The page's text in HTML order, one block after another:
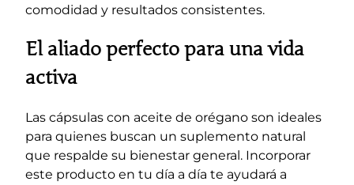
comodidad y resultados consistentes.
El aliado perfecto para una vida
activa
Las cápsulas con aceite de orégano son ideales
para quienes buscan un suplemento natural
que respalde su bienestar general. Incorporar
este producto en tu día a día te ayudará a